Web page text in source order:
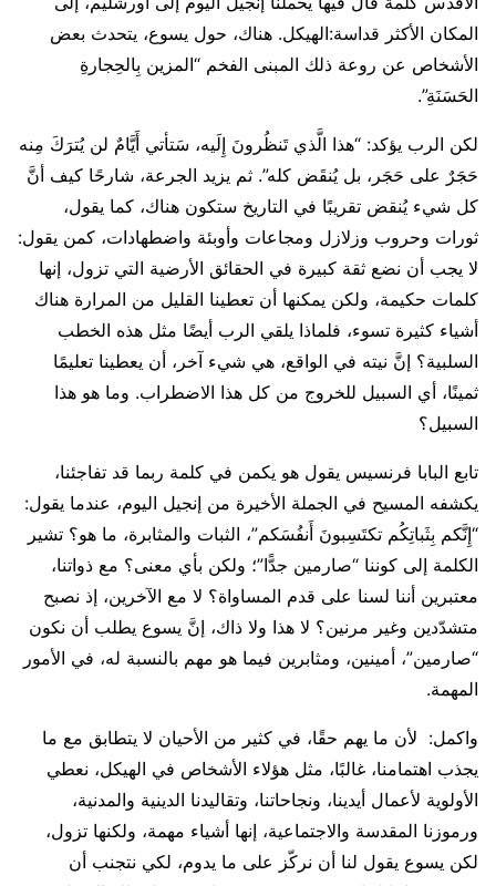
المكان الأكثر قداسة:الهيكل. هناك، حول يسوع، يتحدث بعض
الأشخاص عن روعة ذلك المبنى الفخم “المزين بِالحِجارةِ
الحَسَنَةِ”.
لكن الرب يؤكد: “هذا الَّذي تَنظُرونَ إِلَيه، سَتأتي أَيَّامٌ لن يُترَكَ مِنه
حَجَرٌ على حَجَر، بل يُنقَض كله”. ثم يزيد الجرعة، شارحًا كيف أنَّ
كل شيء يُنقض تقريبًا في التاريخ ستكون هناك، كما يقول،
ثورات وحروب وزلازل ومجاعات وأوبئة واضطهادات، كمن يقول:
لا يجب أن نضع ثقة كبيرة في الحقائق الأرضية التي تزول، إنها
كلمات حكيمة، ولكن يمكنها أن تعطينا القليل من المرارة هناك
أشياء كثيرة تسوء، فلماذا يلقي الرب أيضًا مثل هذه الخطب
السلبية؟ إنَّ نيته في الواقع، هي شيء آخر، أن يعطينا تعليمًا
ثمينًا، أي السبيل للخروج من كل هذا الاضطراب. وما هو هذا
السبيل؟
تابع البابا فرنسيس يقول هو يكمن في كلمة ربما قد تفاجئنا،
يكشفه المسيح في الجملة الأخيرة من إنجيل اليوم، عندما يقول:
“إِنَّكم بِثَباتِكُم تكتَسِبونَ أَنفُسَكم”، الثبات والمثابرة، ما هو؟ تشير
الكلمة إلى كوننا “صارمين جدًّا”؛ ولكن بأي معنى؟ مع ذواتنا،
معتبرين أننا لسنا على قدم المساواة؟ لا مع الآخرين، إذ نصبح
متشدّدين وغير مرنين؟ لا هذا ولا ذاك، إنَّ يسوع يطلب أن نكون
“صارمين”، أمينين، ومثابرين فيما هو مهم بالنسبة له، في الأمور
المهمة.
واكمل: لأن ما يهم حقًا، في كثير من الأحيان لا يتطابق مع ما
يجذب اهتمامنا، غالبًا، مثل هؤلاء الأشخاص في الهيكل، نعطي
الأولوية لأعمال أيدينا، ونجاحاتنا، وتقاليدنا الدينية والمدنية،
ورموزنا المقدسة والاجتماعية، إنها أشياء مهمة، ولكنها تزول،
لكن يسوع يقول لنا أن نركّز على ما يدوم، لكي نتجنب أن